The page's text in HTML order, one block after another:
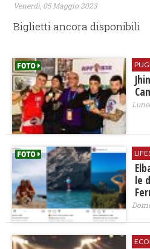
Venerdì, 05 Maggio 2023
Biglietti ancora disponibili
le